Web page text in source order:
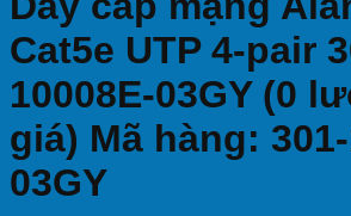
Cat5e UTP 4-pair
10008E-03GY (0
giá) Mã hàng:
03GY